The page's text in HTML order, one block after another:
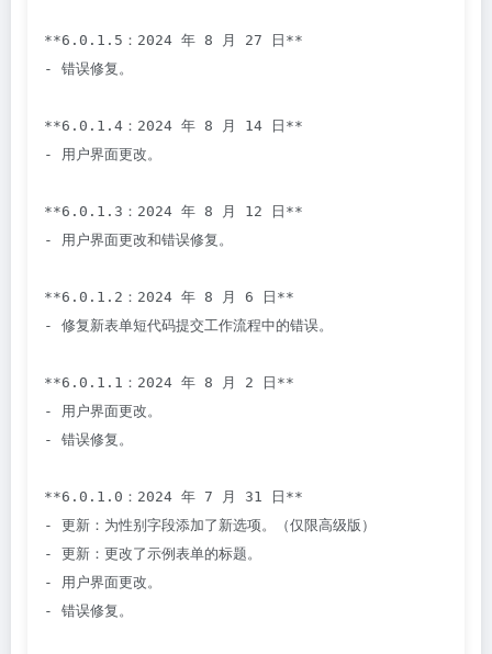
**6.0.1.5：2024 年 8 月 27 日**
- 错误修复。
**6.0.1.4：2024 年 8 月 14 日**
- 用户界面更改。
**6.0.1.3：2024 年 8 月 12 日**
- 用户界面更改和错误修复。
**6.0.1.2：2024 年 8 月 6 日**
- 修复新表单短代码提交工作流程中的错误。
**6.0.1.1：2024 年 8 月 2 日**
- 用户界面更改。
- 错误修复。
**6.0.1.0：2024 年 7 月 31 日**
- 更新：为性别字段添加了新选项。（仅限高级版）
- 更新：更改了示例表单的标题。
- 用户界面更改。
- 错误修复。